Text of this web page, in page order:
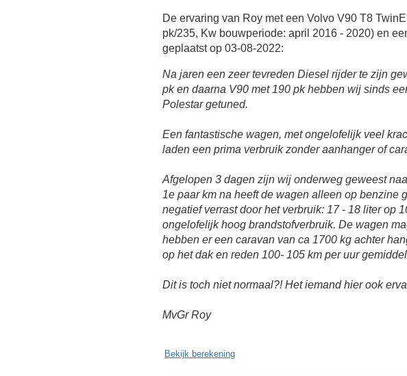
De ervaring van Roy met een Volvo V90 T8
pk/235, Kw bouwperiode: april 2016 - 2020) en
geplaatst op 03-08-2022:
Na jaren een zeer tevreden Diesel rijder te zijn
pk en daarna V90 met 190 pk hebben wij sinds
Polestar getuned.
Een fantastische wagen, met ongelofelijk veel
laden een prima verbruik zonder aanhanger of
Afgelopen 3 dagen zijn wij onderweg geweest
1e paar km na heeft de wagen alleen op benzine
negatief verrast door het verbruik: 17 - 18 liter op
ongelofelijk hoog brandstofverbruik. De wagen
hebben er een caravan van ca 1700 kg achter
op het dak en reden 100- 105 km per uur
Dit is toch niet normaal?! Het iemand hier ook
MvGr Roy
Bekijk berekening